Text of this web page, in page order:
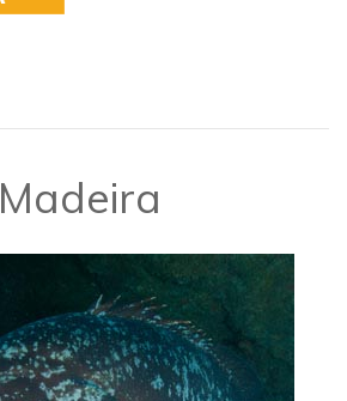
​Madeira